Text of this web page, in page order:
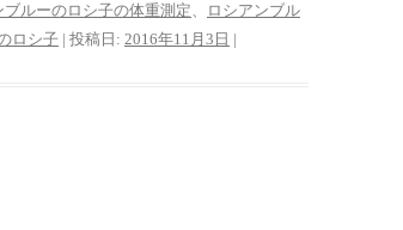
ブルーのロシ子の体重測定、
ロシアンブル
ロシ子 | 投稿日: 2016年11月3日 |